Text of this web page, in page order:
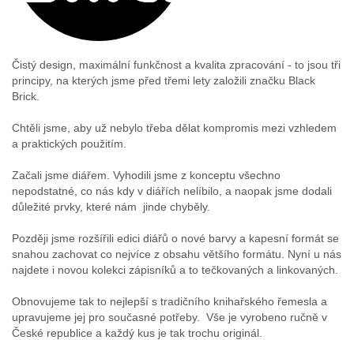
Čistý design, maximální funkčnost a kvalita zpracování - to jsou tři
principy, na kterých jsme před třemi lety založili značku Black
Brick.
Chtěli jsme, aby už nebylo třeba dělat kompromis mezi vzhledem
a praktických použitím.
Začali jsme diářem. Vyhodili jsme z konceptu všechno
nepodstatné, co nás kdy v diářích nelíbilo, a naopak jsme dodali
důležité prvky, které nám jinde chyběly.
Později jsme rozšířili edici diářů o nové barvy a kapesní formát se
snahou zachovat co nejvíce z obsahu většího formátu. Nyní u nás
najdete i novou kolekci zápisníků a to tečkovaných a linkovaných.
Obnovujeme tak to nejlepší s tradičního knihařského řemesla a
upravujeme jej pro současné potřeby. Vše je vyrobeno ručně v
České republice a každý kus je tak trochu originál.